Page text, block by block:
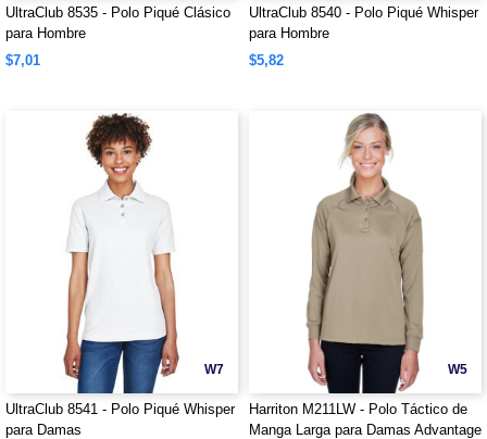
UltraClub 8535 - Polo Piqué Clásico
para Hombre
$7,01
UltraClub 8540 - Polo Piqué Whisper
para Hombre
$5,82
W7
UltraClub 8541 - Polo Piqué Whisper
para Damas
W5
Harriton M211LW - Polo Táctico de
Manga Larga para Damas Advantage